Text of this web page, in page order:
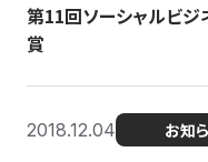
第11回ソーシャルビジ
賞
2018.12.04 お知